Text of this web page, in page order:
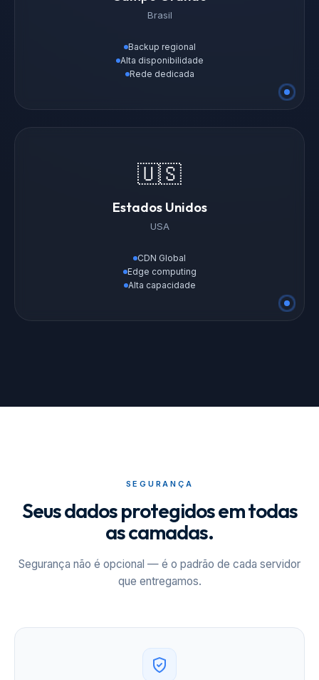
Brasil
Backup regional
Alta disponibilidade
Rede dedicada
🇺🇸
Estados Unidos
USA
CDN Global
Edge computing
Alta capacidade
SEGURANÇA
Seus dados protegidos em todas
as camadas.
Segurança não é opcional — é o padrão de cada servidor
que entregamos.